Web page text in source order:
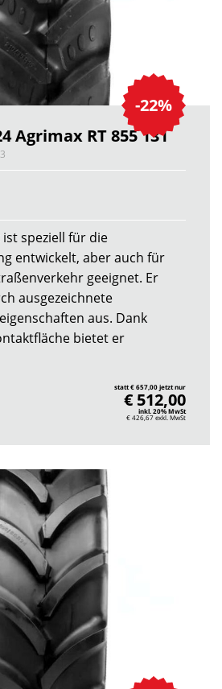
-22%
Agrimax RT 855 131
ist speziell für die
entwickelt, aber auch für
geeignet. Er
ausgezeichnete
aus. Dank
bietet er
statt € 657,00 jetzt nur
€ 512,00
inkl. 20% MwSt
€ 426,67exkl. MwSt